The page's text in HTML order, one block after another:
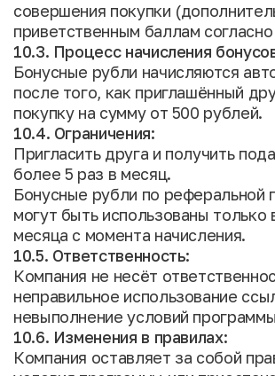
совершения покупки
приветственным баллам согласно
10.3. Процесс начисления
Бонусные рубли начисляются
после того, как приглашённый
покупку на сумму от 500 рублей.
10.4. Ограничения:
Пригласить друга и получить
более 5 раз в месяц.
Бонусные рубли по реферальной
могут быть использованы только
месяца с момента начисления.
10.5. Ответственность:
Компания не несёт
неправильное использование
невыполнение условий
10.6. Изменения в правилах:
Компания оставляет за собой